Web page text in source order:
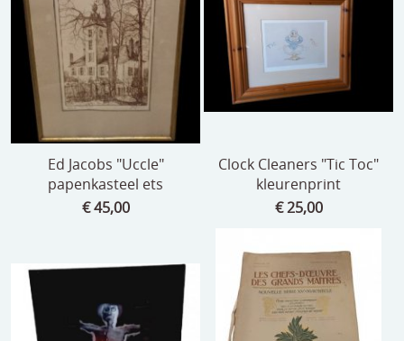
Ed Jacobs "Uccle"
papenkasteel ets
€ 45,00
Clock Cleaners "Tic Toc"
kleurenprint
€ 25,00